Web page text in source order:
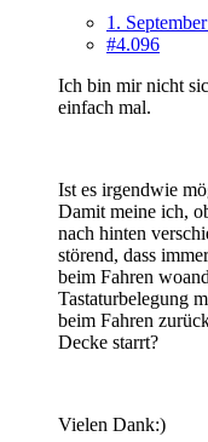
1.
#4.096
Ich bin mir nicht
einfach mal.
Ist es irgendwie
Damit meine ich,
nach hinten
störend, dass
beim Fahren
Tastaturbelegung
beim Fahren
Decke starrt?
Vielen Dank:)